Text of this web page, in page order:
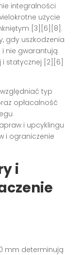
integralności
użycie
[3][6][8].
gdy uszkodzenia
nie gwarantują
i statycznej [2][6]
typ
opłacalność
i upcyklingu
i ograniczenie
i
mm determinują